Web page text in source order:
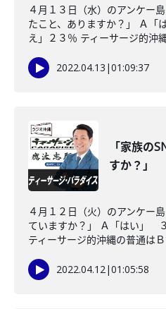
４月１３日（水）のアンケー
たこと、ありますか？」 Ａ
え」２３％ ティーサージ的沖
2022.04.13 |01:09:37
「家族の
すか？」
４月１２日（火）のアンケー
ていますか？」 Ａ「はい」
ティーサージ的沖縄の普通はＢ
2022.04.12|01:05:58